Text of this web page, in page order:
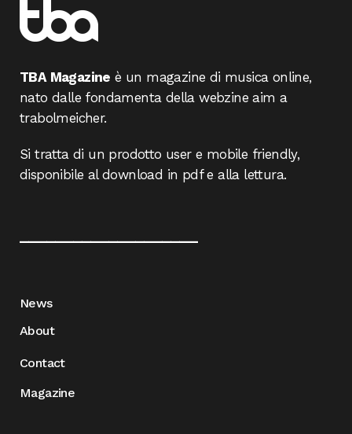
TBA Magazine è un magazine di musica online,
nato dalle fondamenta della webzine aim a
trabolmeicher.
Si tratta di un prodotto user e mobile friendly,
disponibile al download in pdf e alla lettura.
News
About
Contact
Magazine